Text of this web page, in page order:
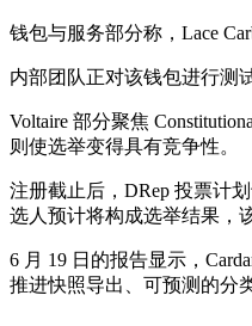
钱包与服务部分称，Lace
内部团队正对该钱包进行测
Voltaire 部分聚焦
则使选举变得具有竞争性。
注册截止后，DRep 投票计
选人预计将构成选举结果，
6 月 19 日的报告显示，
推进快照导出、可预测的分